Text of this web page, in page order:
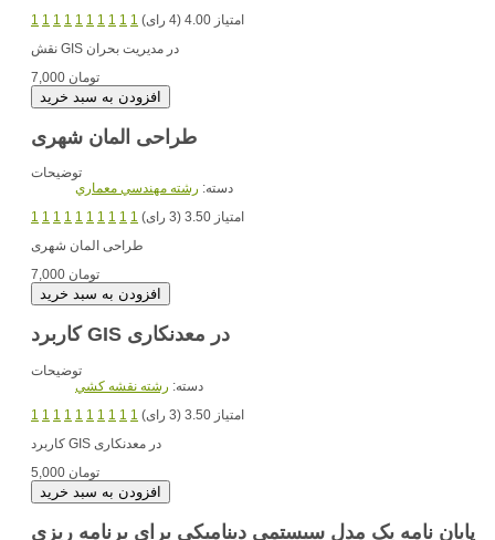
1 1 1 1 1 1 1 1 1 1
امتیاز 4.00 (4 رای)
نقش GIS در مدیریت بحران
7,000 تومان
طراحی المان شهری
توضیحات
دسته: رشته مهندسي معماري
1 1 1 1 1 1 1 1 1 1
امتیاز 3.50 (3 رای)
طراحی المان شهری
7,000 تومان
کاربرد GIS در معدنکاری
توضیحات
دسته: رشته نقشه کشي
1 1 1 1 1 1 1 1 1 1
امتیاز 3.50 (3 رای)
کاربرد GIS در معدنکاری
5,000 تومان
پایان نامه یک مدل سیستمی دینامیکی برای برنامه ریزی